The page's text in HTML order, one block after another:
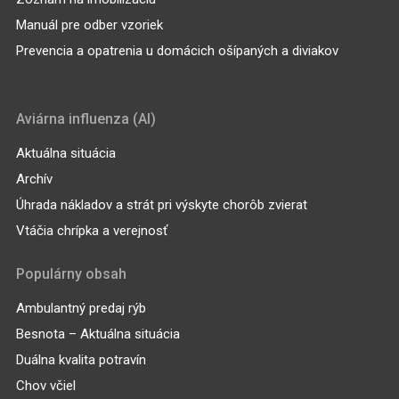
Manuál pre odber vzoriek
Prevencia a opatrenia u domácich ošípaných a diviakov
Aviárna influenza (AI)
Aktuálna situácia
Archív
Úhrada nákladov a strát pri výskyte chorôb zvierat
Vtáčia chrípka a verejnosť
Populárny obsah
Ambulantný predaj rýb
Besnota – Aktuálna situácia
Duálna kvalita potravín
Chov včiel